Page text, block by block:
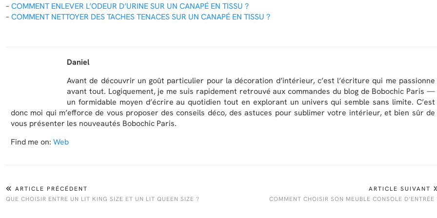
–COMMENT ENLEVER L’ODEUR D’URINE SUR UN CANAPÉ EN TISSU ?
–COMMENT NETTOYER DES TACHES TENACES SUR UN CANAPÉ EN TISSU ?
Daniel
Avant de découvrir un goût particulier pour la décoration d’intérieur, c’est l’écriture qui me passionne
avant tout. Logiquement, je me suis rapidement retrouvé aux commandes du blog de Bobochic Paris —
un formidable moyen d’écrire au quotidien tout en explorant un univers qui semble sans limite. C’est
donc moi qui m’efforce de vous proposer des conseils déco, des astuces pour sublimer votre intérieur, et bien sûr de
vous présenter les nouveautés Bobochic Paris.
Find me on: Web
ARTICLE PRÉCÉDENT
QUE CHOISIR ENTRE UN LIT KING SIZE ET UN LIT QUEEN SIZE ?
ARTICLE SUIVANT
COMMENT CHOISIR SON MEUBLE CONSOLE D’ENTRÉE